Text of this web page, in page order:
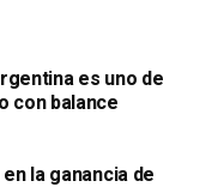
es uno de
con balance
la ganancia de